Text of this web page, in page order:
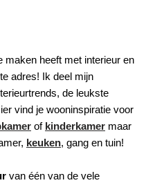
maken heeft met interieur en
adres! Ik deel mijn
de leukste
vind je wooninspiratie voor
of kinderkamer maar
keuken, gang en tuin!
van één van de vele